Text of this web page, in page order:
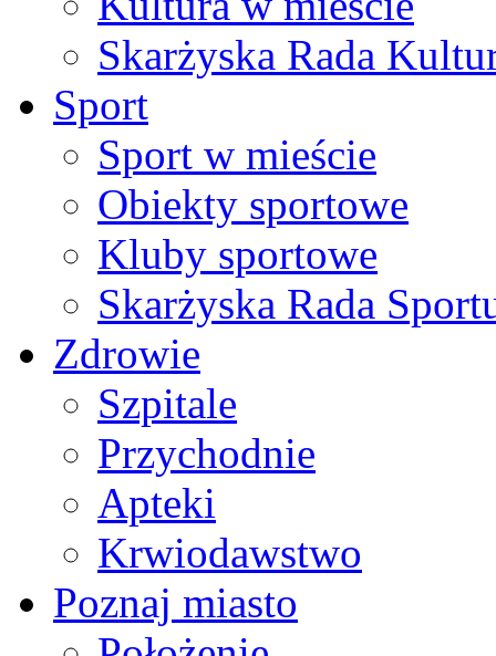
Skarżyska Rada
Sport
Sport w mieście
Obiekty sportowe
Kluby sportowe
Skarżyska Rada
Zdrowie
Szpitale
Przychodnie
Apteki
Krwiodawstwo
Poznaj miasto